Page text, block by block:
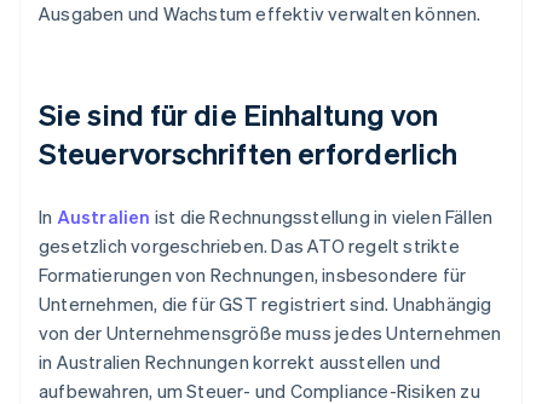
Ausgaben und Wachstum effektiv verwalten können.
Sie sind für die Einhaltung von
Steuervorschriften erforderlich
In Australien ist die Rechnungsstellung in vielen Fällen
gesetzlich vorgeschrieben. Das ATO regelt strikte
Formatierungen von Rechnungen, insbesondere für
Unternehmen, die für GST registriert sind. Unabhängig
von der Unternehmensgröße muss jedes Unternehmen
in Australien Rechnungen korrekt ausstellen und
aufbewahren, um Steuer- und Compliance-Risiken zu